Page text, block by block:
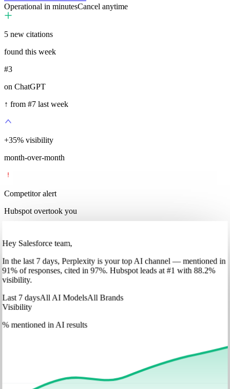
Operational in minutesCancel anytime
5 new citations
found this week
#3
on ChatGPT
↑ from #7 last week
+35% visibility
month-over-month
Competitor alert
Hubspot overtook you
Hey Salesforce team,
Inthe last 7 days, Perplexityis your top AI channel — mentioned in
91% of responses, cited in 97%. Hubspotleads at #1 with 88.2%
visibility.
Last 7 daysAll AI ModelsAll Brands
Visibility
% mentioned in AI results